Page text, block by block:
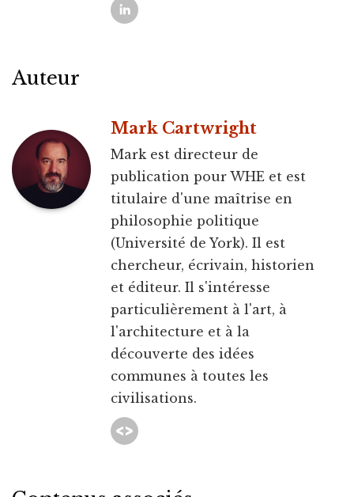
Auteur
Mark Cartwright
Mark est directeur de
publication pour WHE et est
titulaire d'une maîtrise en
philosophie politique
(Université de York). Il est
chercheur, écrivain, historien
et éditeur. Il s'intéresse
particulièrement à l'art, à
l'architecture et à la
découverte des idées
communes à toutes les
civilisations.